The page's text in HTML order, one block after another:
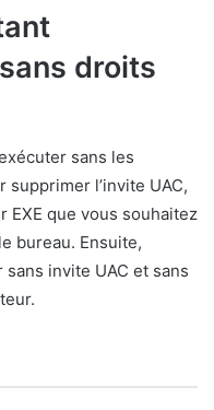
droits
sans les
supprimer l’invite UAC,
que vous souhaitez
bureau. Ensuite,
invite UAC et sans